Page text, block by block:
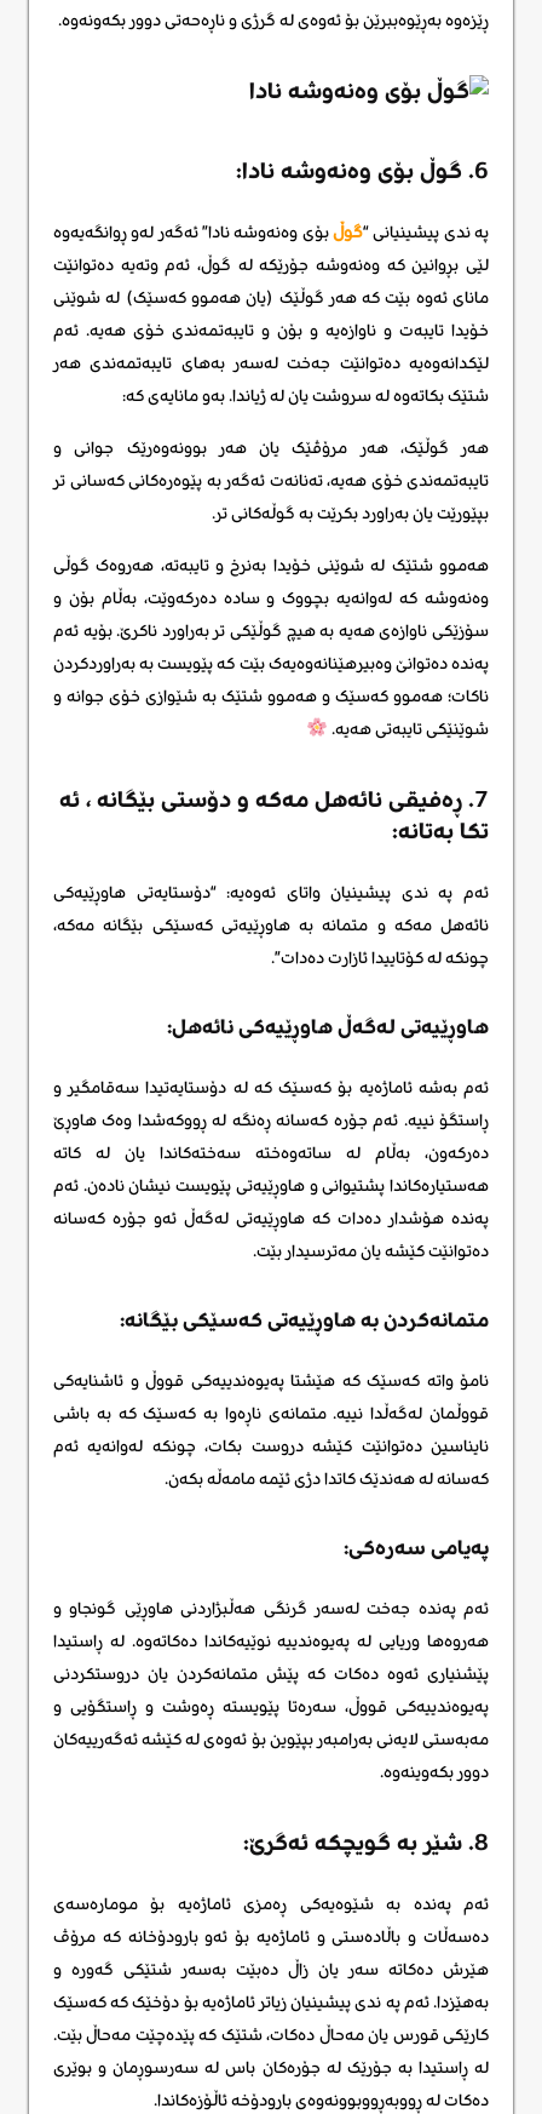
ڕێزەوە بەڕێوەببرێن بۆ ئەوەی لە گرژی و ناڕەحەتی دوور بکەونەوە.
6. گوڵ بۆی وه‌نه‌وشه نادا:
په ندی پیشینیانی “گوڵبۆی وه‌نه‌وشه نادا” ئەگەر لەو ڕوانگەیەوە
لێی بڕوانین کە وەنەوشە جۆرێکە لە گوڵ، ئەم وتەیە دەتوانێت
مانای ئەوە بێت کە هەر گوڵێک (یان هەموو کەسێک) لە شوێنی
خۆیدا تایبەت و ناوازەیە و بۆن و تایبەتمەندی خۆی هەیە. ئەم
لێکدانەوەیە دەتوانێت جەخت لەسەر بەهای تایبەتمەندی هەر
شتێک بکاتەوە لە سروشت یان لە ژیاندا. بەو مانایەی کە:
هەر گوڵێک، هەر مرۆڤێک یان هەر بوونەوەرێک جوانی و
تایبەتمەندی خۆی هەیە، تەنانەت ئەگەر بە پێوەرەکانی کەسانی تر
بپێورێت یان بەراورد بکرێت بە گوڵەکانی تر.
هەموو شتێک لە شوێنی خۆیدا بەنرخ و تایبەتە، هەروەک گوڵی
وەنەوشە کە لەوانەیە بچووک و سادە دەرکەوێت، بەڵام بۆن و
سۆزێکی ناوازەی هەیە بە هیچ گوڵێکی تر بەراورد ناکرێ. بۆیە ئەم
پەندە دەتوانێ وەبیرهێنانەوەیەک بێت کە پێویست بە بەراوردکردن
ناکات؛ هەموو کەسێک و هەموو شتێک بە شێوازی خۆی جوانە و
شوێنێکی تایبەتی هەیە.
7. ڕه‌فیقی نائه‌هل مه‌که و دۆستی بێگانه ، ئه
تکا به‌تانه:
ئەم په ندی پیشینیان واتای ئەوەیە: “دۆستایەتی هاوڕێیەکی
نائه‌هل مەکە و متمانە بە هاوڕێیەتی کەسێکی بێگانه مەکە،
چونکە لە کۆتاییدا ئازارت دەدات”.
هاوڕێیەتی لەگەڵ هاوڕێیەکی نائه‌هل:
ئەم بەشە ئاماژەیە بۆ کەسێک کە لە دۆستایەتیدا سەقامگیر و
ڕاستگۆ نییە. ئەم جۆرە کەسانە ڕەنگە لە ڕووکەشدا وەک هاوڕێ
دەرکەون، بەڵام لە ساتەوەختە سەختەکاندا یان لە کاتە
هەستیارەکاندا پشتیوانی و هاوڕێیەتی پێویست نیشان نادەن. ئەم
پەندە هۆشدار دەدات کە هاوڕێیەتی لەگەڵ ئەو جۆرە کەسانە
دەتوانێت کێشە یان مەترسیدار بێت.
متمانەکردن بە هاوڕێیەتی کەسێکی بێگانه:
نامۆ واتە کەسێک کە هێشتا پەیوەندییەکی قووڵ و ئاشنایەکی
قووڵمان لەگەڵدا نییە. متمانەی ناڕەوا بە کەسێک کە بە باشی
نایناسین دەتوانێت کێشە دروست بکات، چونکە لەوانەیە ئەم
کەسانە لە هەندێک کاتدا دژی ئێمە مامەڵە بکەن.
پەیامی سەرەکی:
ئەم پەندە جەخت لەسەر گرنگی هەڵبژاردنی هاوڕێی گونجاو و
هەروەها وریایی لە پەیوەندییە نوێیەکاندا دەکاتەوە. لە ڕاستیدا
پێشنیاری ئەوە دەکات کە پێش متمانەکردن یان دروستکردنی
پەیوەندییەکی قووڵ، سەرەتا پێویستە ڕەوشت و ڕاستگۆیی و
مەبەستی لایەنی بەرامبەر بپێوین بۆ ئەوەی لە کێشە ئەگەرییەکان
دوور بکەوینەوە.
8. شێر به گویچکه ئه‌گرێ:
ئەم پەندە بە شێوەیەکی ڕەمزی ئاماژەیە بۆ مومارەسەی
دەسەڵات و باڵادەستی و ئاماژەیە بۆ ئەو بارودۆخانە کە مرۆڤ
هێرش دەکاتە سەر یان زاڵ دەبێت بەسەر شتێکی گەورە و
بەهێزدا. ئەم په ندی پیشینیان زیاتر ئاماژەیە بۆ دۆخێک کە کەسێک
کارێکی قورس یان مەحاڵ دەکات، شتێک کە پێدەچێت مەحاڵ بێت.
لە ڕاستیدا بە جۆرێک لە جۆرەکان باس لە سەرسوڕمان و بوێری
دەکات لە ڕووبەڕووبوونەوەی بارودۆخە ئاڵۆزەکاندا.